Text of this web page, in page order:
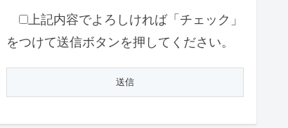
上記内容でよろしければ「チェック」
をつけて送信ボタンを押してください。